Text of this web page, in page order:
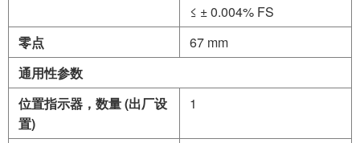
≤ ± 0.004% FS
零点
67 mm
通用性参数
位置指示器，数量 (出厂设
置)
1